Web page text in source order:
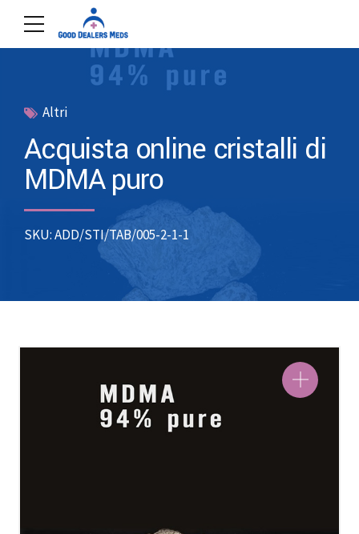
Altri
Acquista online cristalli di
MDMA puro
SKU: ADD/STI/TAB/005-2-1-1